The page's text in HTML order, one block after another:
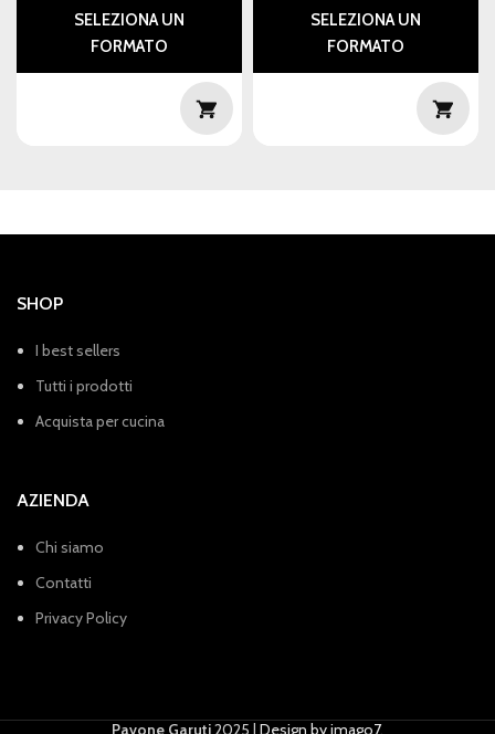
SELEZIONA UN
FORMATO
SELEZIONA UN
FORMATO
SHOP
I best sellers
Tutti i prodotti
Acquista per cucina
AZIENDA
Chi siamo
Contatti
Privacy Policy
Pavone Garuti2025 | Design by imago7.